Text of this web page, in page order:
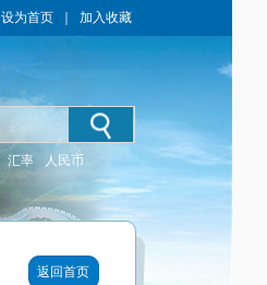
设为首页 加入收藏
汇率 人民币
返回首页